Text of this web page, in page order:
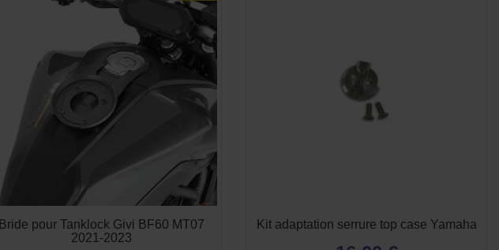
Bride pour Tanklock Givi BF60 MT07
2021-2023
Kit adaptation serrure top case Yamaha